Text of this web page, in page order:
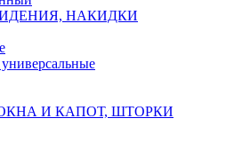
НАКИДКИ
И КАПОТ, ШТОРКИ